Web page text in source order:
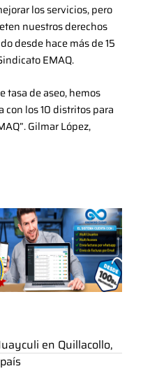
los servicios, pero
nuestros derechos
desde hace más de 15
EMAQ.
tasa de aseo, hemos
los 10 distritos para
Gilmar López,
en Quillacollo,